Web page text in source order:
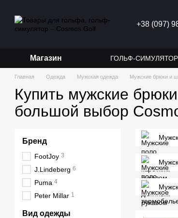
+38 (097)
Магазин ГОЛЬФ-СИМУЛЯТОР
Главная Одежда Мужская одежда Мужские брюки и
Купить мужские
большой выбор
Бренд
FootJoy 3
J.Lindeberg 6
Puma 4
Peter Millar 1
Вид одежды